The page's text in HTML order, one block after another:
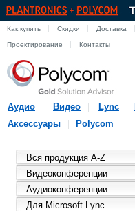
Как купить Скидки Доставка
Проектирование Контакты
Аудио
Видео Lync
Аксессуары
Polycom
Вся продукция A-Z
Видеоконференции
Аудиоконференции
Для Microsoft Lync